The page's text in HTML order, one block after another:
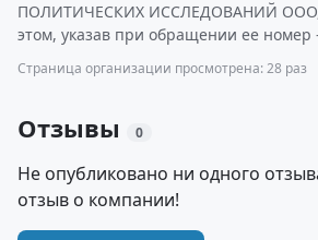
ПОЛИТИЧЕСКИХ ИССЛЕДОВАНИЙ ООО,
этом, указав при обращении ее номер
Страница организации просмотрена: 28 раз
Отзывы 0
Не опубликовано ни одного
отзыв о компании!